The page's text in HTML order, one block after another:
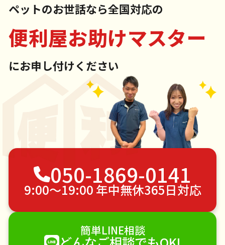
ペットのお世話なら全国対応の
便利屋お助けマスター
にお申し付けください
050-1869-0141
9:00〜19:00 年中無休365日対応
簡単LINE相談